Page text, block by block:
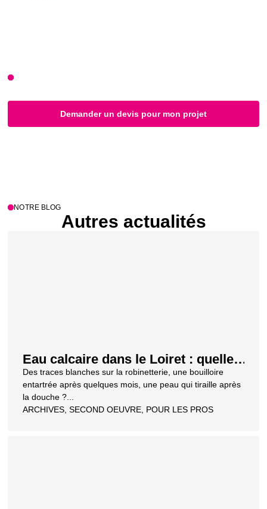
Demander un devis pour mon projet
NOTRE BLOG
Autres actualités
Eau calcaire dans le Loiret : quelles
solutions pour votre maison ou
votre entreprise
Des traces blanches sur la robinetterie, une bouilloire
entartrée après quelques mois, une peau qui tiraille après
la douche ?...
ARCHIVES,SECOND OEUVRE, POUR LES PROS